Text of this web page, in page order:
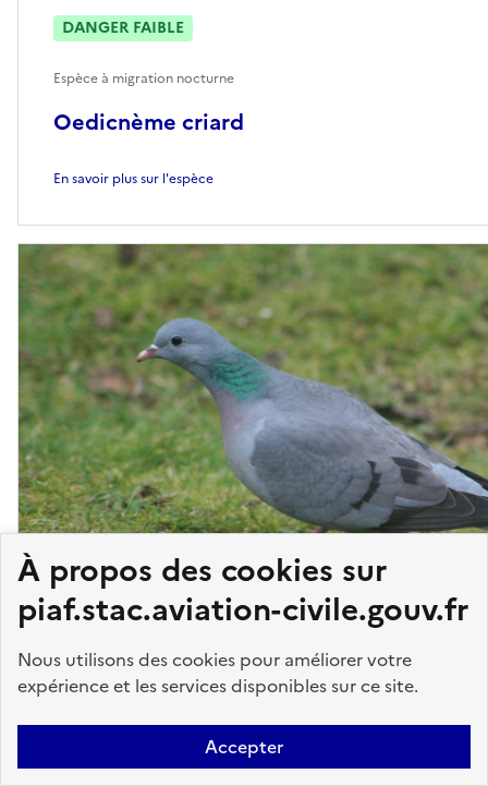
À propos des cookies sur
piaf.stac.aviation-civile.gouv.fr
Nous utilisons des cookies pour améliorer votre
expérience et les services disponibles sur ce site.
Accepter
Oedicnème criard
DANGER FAIBLE
Espèce à migration nocturne
En savoir plus sur l'espèce
Pigeon colombin
DANGER MOYEN